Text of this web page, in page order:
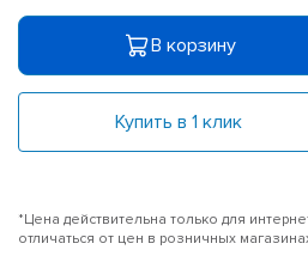
В корзину
Купить в 1 клик
*Цена действительна только для
отличаться от цен в розничных